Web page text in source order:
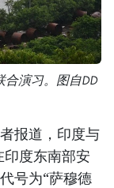
合演习。图自DD
报道，印度与
度东南部安
号为“萨穆德